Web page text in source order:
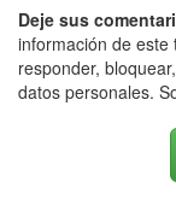
Deje sus
información de
responder,
datos personales.